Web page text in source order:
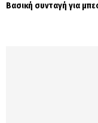
Βασική συνταγή για